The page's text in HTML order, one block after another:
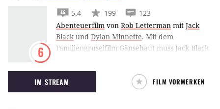
6
5.4 199
123
Abenteuerfilm von Rob Letterman mit Jack
Black und Dylan Minnette. Mit dem
Familiengruselfilm Gänsehaut muss Jack Black
berühmten Bücherserie zurück ins Reich der
Phantasie verbannen.
IM STREAM FILM VORMERKEN